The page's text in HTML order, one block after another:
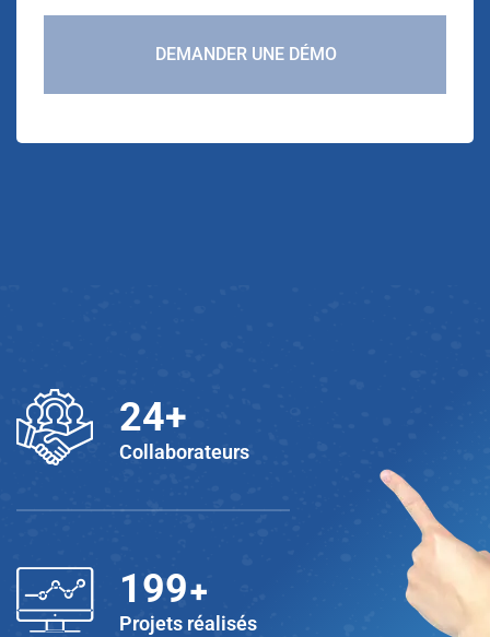
DEMANDER UNE DÉMO
25+
Collaborateurs
200+
Projets réalisés